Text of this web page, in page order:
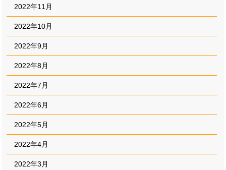
2022年11月
2022年10月
2022年9月
2022年8月
2022年7月
2022年6月
2022年5月
2022年4月
2022年3月